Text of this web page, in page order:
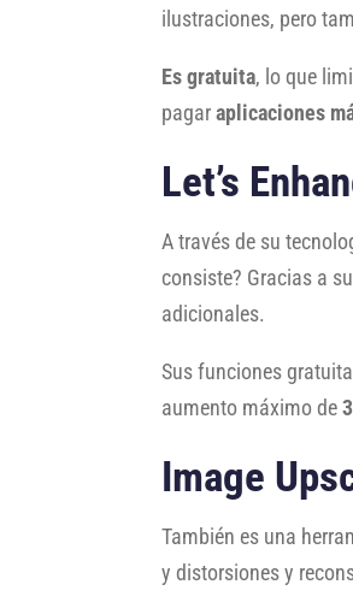
ilustraciones, pero
Es gratuita, lo que
pagaraplicaciones
Let’s
A través de su
consiste? Gracias a
adicionales.
Sus funciones
aumento máximo de
Image
También es una
y distorsiones y